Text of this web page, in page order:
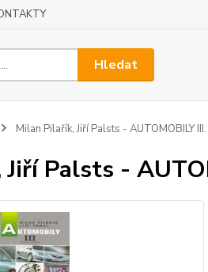
Hledat
Milan Pilařík, Jiří Palsts - AUTOMOBILY III.
Palsts -